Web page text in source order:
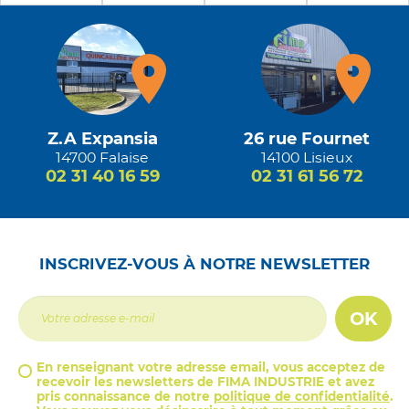
Z.A Expansia
14700 Falaise
02 31 40 16 59
26 rue Fournet
14100 Lisieux
02 31 61 56 72
INSCRIVEZ-VOUS À NOTRE NEWSLETTER
OK
En renseignant votre adresse email, vous acceptez de
recevoir les newsletters de FIMA INDUSTRIE et avez
pris connaissance de notre politique de confidentialité.